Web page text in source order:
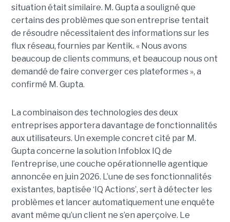
situation était similaire. M. Gupta a souligné que
certains des problèmes que son entreprise tentait
de résoudre nécessitaient des informations sur les
flux réseau, fournies par Kentik. « Nous avons
beaucoup de clients communs, et beaucoup nous ont
demandé de faire converger ces plateformes », a
confirmé M. Gupta.
La combinaison des technologies des deux
entreprises apportera davantage de fonctionnalités
aux utilisateurs. Un exemple concret cité par M.
Gupta concerne la solution Infoblox IQ de
l’entreprise, une couche opérationnelle agentique
annoncée en juin 2026. L’une de ses fonctionnalités
existantes, baptisée ‘IQ Actions’, sert à détecter les
problèmes et lancer automatiquement une enquête
avant même qu’un client ne s’en aperçoive. Le